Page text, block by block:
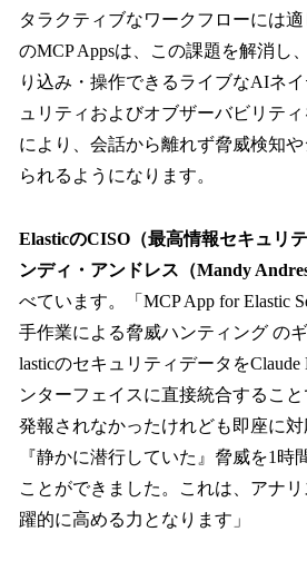
タラクティブなワークフローには
のMCP Appsは、この課題を解消し
り込み・操作できるライブなAIネ
ュリティおよびオブザーバビリテ
により、会話から離れず脅威検知
られるようになります。
ElasticのCISO（最高情報セキュリ
ンディ・アンドレス（Mandy
べています。「MCP App for Elastic
手作業による脅威ハンティング の
lasticのセキュリティデータをClaude
ンターフェイスに直接統合するこ
発報されなかったけれども即座に
『静かに潜行していた』脅威を1時
ことができました。これは、アナ
躍的に高める力となります」